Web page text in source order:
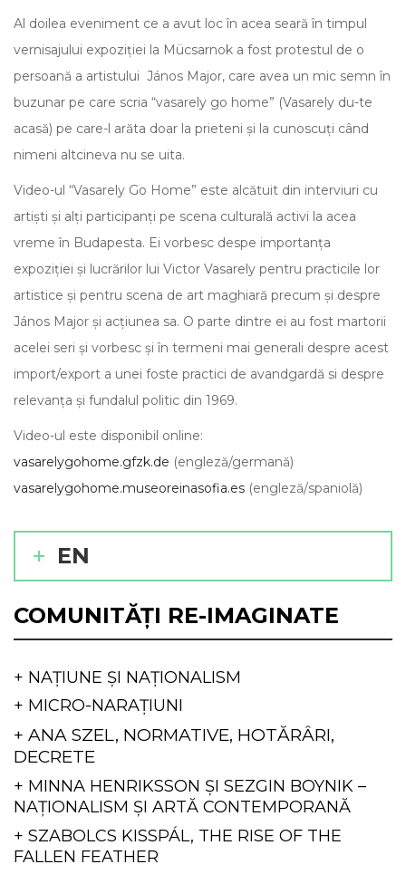
Al doilea eveniment ce a avut loc în acea seară în timpul
vernisajului expoziției la Mücsarnok a fost protestul de o
persoană a artistului János Major, care avea un mic semn în
buzunar pe care scria “vasarely go home” (Vasarely du-te
acasă) pe care-l arăta doar la prieteni și la cunoscuți când
nimeni altcineva nu se uita.
Video-ul “Vasarely Go Home” este alcătuit din interviuri cu
artiști și alți participanți pe scena culturală activi la acea
vreme în Budapesta. Ei vorbesc despe importanța
expoziției și lucrărilor lui Victor Vasarely pentru practicile lor
artistice și pentru scena de art maghiară precum și despre
János Major și acțiunea sa. O parte dintre ei au fost martorii
acelei seri și vorbesc și în termeni mai generali despre acest
import/export a unei foste practici de avandgardă si despre
relevanța și fundalul politic din 1969.
Video-ul este disponibil online:
vasarelygohome.gfzk.de (engleză/germană)
vasarelygohome.museoreinasofia.es (engleză/spaniolă)
EN
COMUNITĂȚI RE-IMAGINATE
+ NAȚIUNE ȘI NAȚIONALISM
+ MICRO-NARAȚIUNI
+ ANA SZEL, NORMATIVE, HOTĂRÂRI,
DECRETE
+ MINNA HENRIKSSON ȘI SEZGIN BOYNIK –
NAȚIONALISM ȘI ARTĂ CONTEMPORANĂ
+ SZABOLCS KISSPÁL, THE RISE OF THE
FALLEN FEATHER